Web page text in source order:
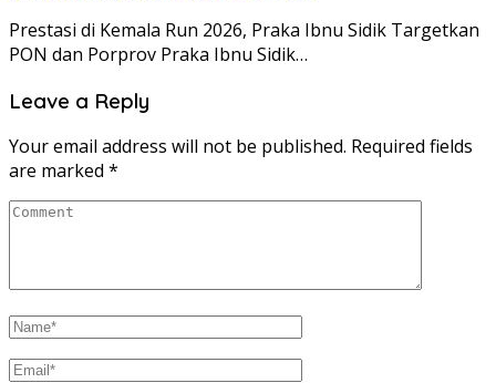
Prestasi di Kemala Run 2026, Praka Ibnu Sidik Targetkan
PON dan Porprov Praka Ibnu Sidik…
Leave a Reply
Your email address will not be published. Required fields
are marked *